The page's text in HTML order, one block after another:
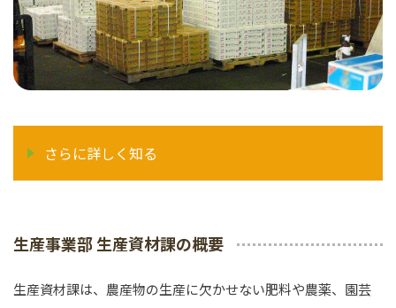
さらに詳しく知る
生産事業部 生産資材課の概要
生産資材課は、農産物の生産に欠かせない肥料や農薬、園芸